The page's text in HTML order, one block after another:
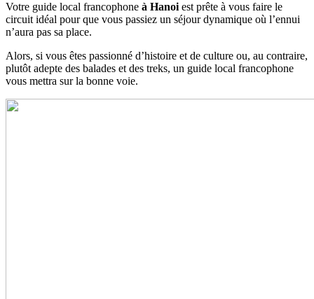
Votre guide local francophone à Hanoi est prête à vous faire le
circuit idéal pour que vous passiez un séjour dynamique où l’ennui
n’aura pas sa place.
Alors, si vous êtes passionné d’histoire et de culture ou, au contraire,
plutôt adepte des balades et des treks, un guide local francophone
vous mettra sur la bonne voie.